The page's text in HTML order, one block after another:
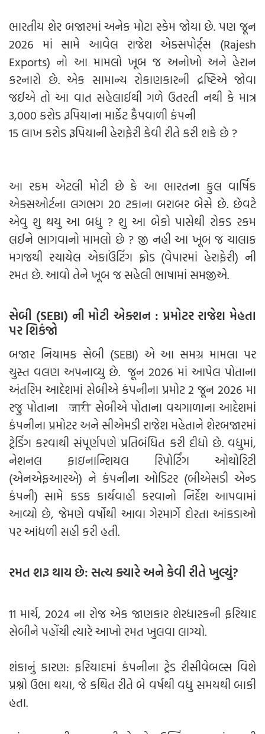
ભારતીય શેર બજારમાં અનેક મોટા સ્કેમ જોયા છે. પણ જૂન
2026 માં સામે આવેલ રાજેશ એક્સપોર્ટ્સ (Rajesh
Exports) નો આ મામલો ખૂબ જ અનોખો અને હેરાન
કરનારો છે. એક સામાન્ય રોકાણકારની દ્રષ્ટિએ જોવા
જઈએ તો આ વાત સહેલાઈથી ગળે ઉતરતી નથી કે માત્ર
3,000 કરોડ રૂપિયાના માર્કેટ કૈપવાળી કંપની
15 લાખ કરોડ રૂપિયાની હેરાફેરી કેવી રીતે કરી શકે છે ?
આ રકમ એટલી મોટી છે કે આ ભારતના કુલ વાર્ષિક
એક્સઓર્ટના લગભગ 20 ટકાના બરાબર બેસે છે. છેવટે
એવુ શુ થયુ આ બધુ ? શુ આ બેકો પાસેથી રોકડ રકમ
લઈને ભાગવાનો મામલો છે ? જી નહી આ ખૂબ જ ચાલાક
મગજથી રચાયેલ એકાઉંટિંગ ફ્રોડ (વેપારમાં હેરાફેરી) ની
રમત છે. આવો તેને ખૂબ જ સહેલી ભાષામાં સમજીએ.
સેબી (SEBI) ની મોટી એક્શન : પ્રમોટર રાજેશ મેહતા
પર શિકંજો
બજાર નિયામક સેબી (SEBI) એ આ સમગ્ર મામલા પર
ચુસ્ત વલણ અપનાવ્યુ છે. જૂન 2026 માં આપેલ પોતાના
અંતરિમ આદેશમાં સેબીએ કંપનીના પ્રમોટ 2 જૂન 2026 મા
રજુ પોતાના जारी સેબીએ પોતાના વચગાળાના આદેશમાં
કંપનીના પ્રમોટર અને સીએમડી રાજેશ મહેતાને શેરબજારમાં
ટ્રેડિંગ કરવાથી સંપૂર્ણપણે પ્રતિબંધિત કરી દીધો છે. વધુમાં,
નેશનલ ફાઇનાન્શિયલ રિપોર્ટિંગ ઓથોરિટી
(એનએફઆરએ) ને કંપનીના ઓડિટર (બીએસડી એન્ડ
કંપની) સામે કડક કાર્યવાહી કરવાનો નિર્દેશ આપવામાં
આવ્યો છે, જેમણે વર્ષોથી આવા ગેરમાર્ગે દોરતા આંકડાઓ
પર આંધળી સહી કરી હતી.
રમત શરૂ થાય છે: સત્ય ક્યારે અને કેવી રીતે ખુલ્યું?
11 માર્ચ, 2024 ના રોજ એક જાણકાર શેરધારકની ફરિયાદ
સેબીને પહોંચી ત્યારે આખો રમત ખુલવા લાગ્યો.
શંકાનું કારણ: ફરિયાદમાં કંપનીના ટ્રેડ રીસીવેબલ્સ વિશે
પ્રશ્નો ઉભા થયા, જે કથિત રીતે બે વર્ષથી વધુ સમયથી બાકી
હતા.